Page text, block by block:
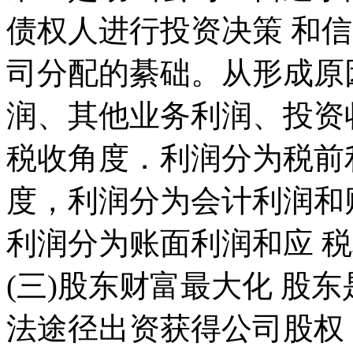
债权人进行投资决策 和
司分配的綦础。从形成
润、其他业务利润、投
税收角度．利润分为税
度，利润分为会计利润
利润分为账面利润和应
(三)股东财富最大化 股
法途径出资获得公司股